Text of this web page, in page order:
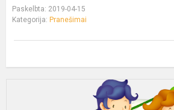
Paskelbta: 2019-04-15
Kategorija: Pranešimai